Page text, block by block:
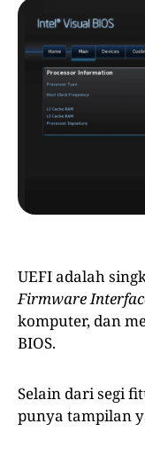
UEFI adalah
Firmware
komputer, dan
BIOS.
Selain dari segi
punya tampilan